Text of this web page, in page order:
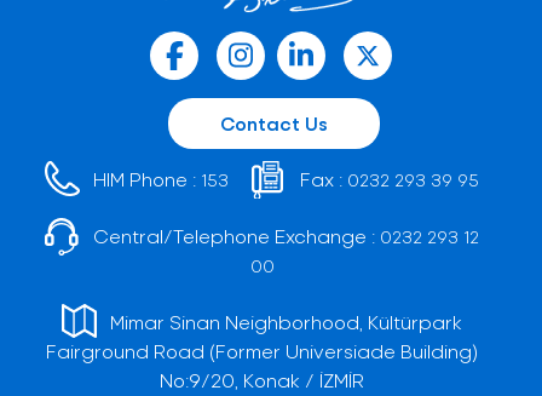
Contact Us
HIM Phone : 153 Fax : 0232 293 39 95
Central/Telephone Exchange : 0232 293 12
00
Mimar Sinan Neighborhood, Kültürpark
Fairground Road (Former Universiade Building)
No:9/20, Konak / İZMİR